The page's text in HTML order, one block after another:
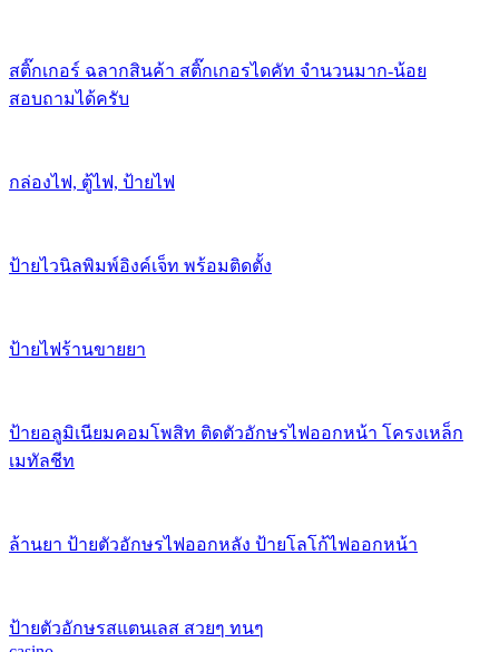
สติ๊กเกอร์ ฉลากสินค้า สติ๊กเกอรไดคัท จำนวนมาก-น้อย
สอบถามได้ครับ
กล่องไฟ, ตู้ไฟ, ป้ายไฟ
ป้ายไวนิลพิมพ์อิงค์เจ็ท พร้อมติดตั้ง
ป้ายไฟร้านขายยา
ป้ายอลูมิเนียมคอมโพสิท ติดตัวอักษรไฟออกหน้า โครงเหล็ก
เมทัลชีท
ล้านยา ป้ายตัวอักษรไฟออกหลัง ป้ายโลโก้ไฟออกหน้า
ป้ายตัวอักษรสแตนเลส สวยๆ ทนๆ